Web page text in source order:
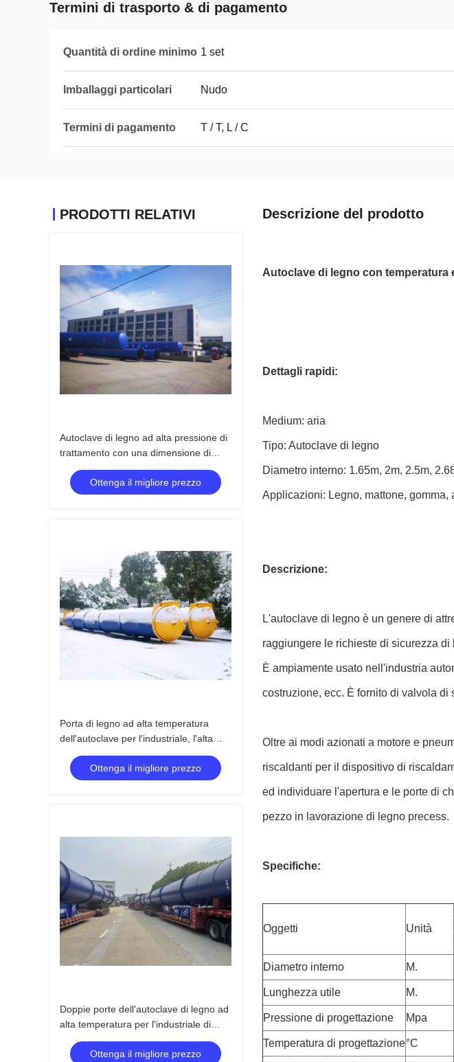
Termini di trasporto & di pagamento
Quantità di ordine minimo 1 set
Imballaggi particolari Nudo
Termini di pagamento T / T, L / C
PRODOTTI RELATIVI
Autoclave di legno ad alta pressione di
trattamento con una dimensione di
4500mm, adatta a liquido del CCA
Ottenga il migliore prezzo
Porta di legno ad alta temperatura
dell'autoclave per l'industriale, l'alta
pressione e l'alta qualità di legno
Ottenga il migliore prezzo
Doppie porte dell'autoclave di legno ad
alta temperatura per l'industriale di
legno, Φ2.7mX22M
Ottenga il migliore prezzo
Descrizione del prodotto
Autoclave di legno con temperatura
Dettagli rapidi:
Medium: aria
Tipo: Autoclave di legno
Diametro interno: 1.65m, 2m, 2.5m,
Applicazioni: Legno, mattone, gomma,
Descrizione:
L'autoclave di legno è un genere di
raggiungere le richieste di sicurezza
È ampiamente usato nell'industria
costruzione, ecc. È fornito di valvola
Oltre ai modi azionati a motore e
riscaldanti per il dispositivo di
ed individuare l'apertura e le porte di
pezzo in lavorazione di legno precess.
Specifiche:
Oggetti Unità
Diametro interno M.
Lunghezza utile M.
Pressione di progettazione Mpa
Temperatura di progettazione°C